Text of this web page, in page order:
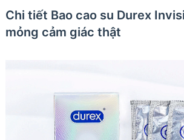
Chi tiết Bao cao su Durex
mỏng cảm giác thật